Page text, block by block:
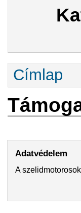
Jelenlegi hely
Címlap
Adatvédelem
A